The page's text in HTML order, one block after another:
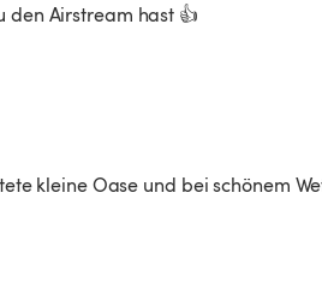
den Airstream hast 👍
kleine Oase und bei schönem